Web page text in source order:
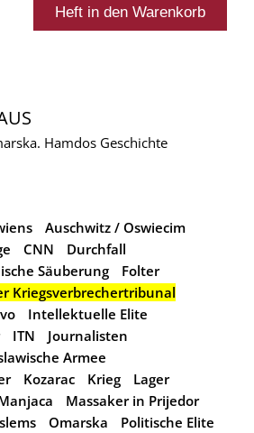
Hamdos Geschichte
Auschwitz / Oswiecim
CNN
Durchfall
Säuberung
Folter
Kriegsverbrechertribunal
Intellektuelle Elite
ITN
Journalisten
Armee
Kozarac Krieg
Lager
Massaker in Prijedor
Omarska
Politische Elite